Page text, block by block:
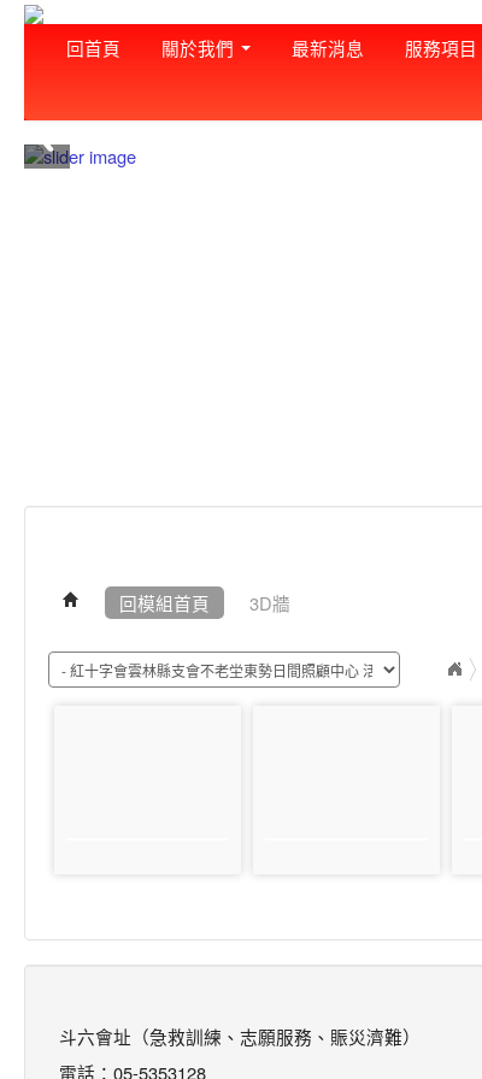
回首頁 關於我們 最新消息 服務項目
回模組首頁 3D牆
斗六會址（急救訓練、志願服務、賑災濟難）
電話：05-5353128